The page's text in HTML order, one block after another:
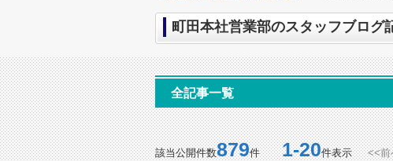
町田本社営業部のスタッフブログ
全記事一覧
該当公開件数879件1-20件表示 <<前